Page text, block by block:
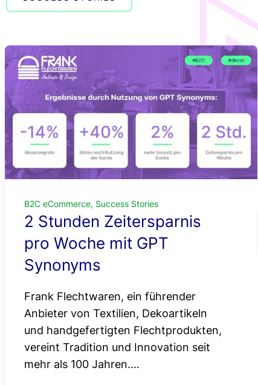
Standortbasierte
Angebote mit
B2C eCommerce, Success Stories
2 Stunden Zeitersparnis
pro Woche mit GPT
Synonyms
Frank Flechtwaren, ein führender
Anbieter von Textilien, Dekoartikeln
und handgefertigten Flechtprodukten,
vereint Tradition und Innovation seit
mehr als 100 Jahren.…